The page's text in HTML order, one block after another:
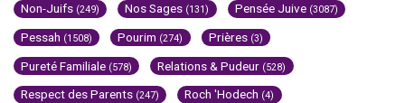
Non-Juifs (249) Nos Sages (131) Pensée Juive (3087)
Pessah (1508) Pourim (274) Prières (3)
Pureté Familiale (578) Relations & Pudeur (528)
Respect des Parents (247) Roch 'Hodech (4)